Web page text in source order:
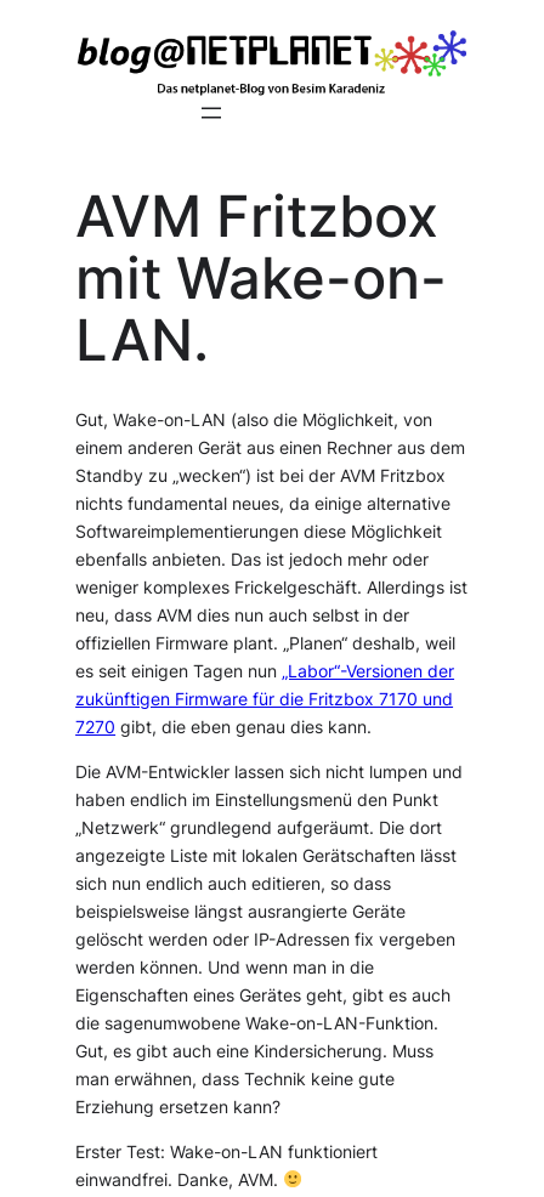
AVM Fritzbox
mit Wake-on-
LAN.
Gut, Wake-on-LAN (also die Möglichkeit, von
einem anderen Gerät aus einen Rechner aus dem
Standby zu „wecken“) ist bei der AVM Fritzbox
nichts fundamental neues, da einige alternative
Softwareimplementierungen diese Möglichkeit
ebenfalls anbieten. Das ist jedoch mehr oder
weniger komplexes Frickelgeschäft. Allerdings ist
neu, dass AVM dies nun auch selbst in der
offiziellen Firmware plant. „Planen“ deshalb, weil
es seit einigen Tagen nun „Labor“-Versionen der
zukünftigen Firmware für die Fritzbox 7170 und
7270 gibt, die eben genau dies kann.
Die AVM-Entwickler lassen sich nicht lumpen und
haben endlich im Einstellungsmenü den Punkt
„Netzwerk“ grundlegend aufgeräumt. Die dort
angezeigte Liste mit lokalen Gerätschaften lässt
sich nun endlich auch editieren, so dass
beispielsweise längst ausrangierte Geräte
gelöscht werden oder IP-Adressen fix vergeben
werden können. Und wenn man in die
Eigenschaften eines Gerätes geht, gibt es auch
die sagenumwobene Wake-on-LAN-Funktion.
Gut, es gibt auch eine Kindersicherung. Muss
man erwähnen, dass Technik keine gute
Erziehung ersetzen kann?
Erster Test: Wake-on-LAN funktioniert
einwandfrei. Danke, AVM.